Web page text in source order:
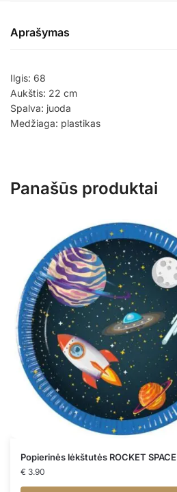
Aprašymas
Ilgis: 68
Aukštis: 22 cm
Spalva: juoda
Medžiaga: plastikas
Panašūs produktai
Popierinės lėkštutės ROCKET SPACE
€ 3.90